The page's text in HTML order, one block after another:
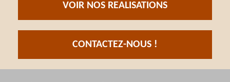
VOIR NOS REALISATIONS
CONTACTEZ-NOUS !